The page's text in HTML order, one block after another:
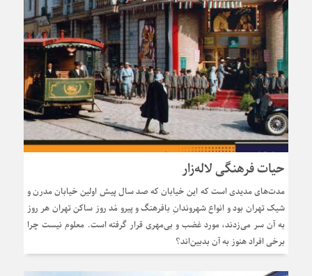
حیات فرهنگی لاله‌زار
مدت‌های مدیدی است که این خیابان که صد سال پیش اولین خیابان مدرن و
شیک تهران بود و انواع شهروندانِ بافرهنگ و پیرو مُد روز ساکن تهران هر روز
به آن سر می‌زدند، مورد غضب و بی‌مهری قرار گرفته است. معلوم نیست چرا
برخی افراد هنوز به آن بدبین‌اند؟